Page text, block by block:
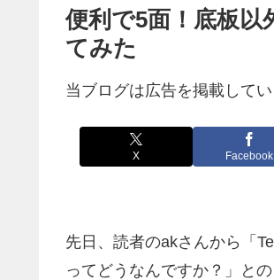
便利で5面！底板以
てみた
当ブログは広告を掲載して
X Facebook
先日、読者のakさんから「
ってどうなんですか？」と